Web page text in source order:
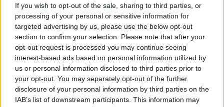
If you wish to opt-out of the sale, sharing to third parties, or
processing of your personal or sensitive information for
targeted advertising by us, please use the below opt-out
section to confirm your selection. Please note that after your
opt-out request is processed you may continue seeing
interest-based ads based on personal information utilized by
us or personal information disclosed to third parties prior to
your opt-out. You may separately opt-out of the further
disclosure of your personal information by third parties on the
IAB’s list of downstream participants. This information may
delle attività per via dell’emergenza Covid-19. Per questo la
decisione di un piano industriale ponte per superare un anno critico
e per poi procedere con un di più ampio respiro.
Dall'incontro con i sindacati è stato sottolineato a più riprese,
durante le riunione, come siano passatidue anni dall’arrivo
dell’imprenditore indiano e di investimenti se ne siano visti
ben pochi. E anche Rossi reclama il mantenimento degli impegni.
“L’anno scorso ad agosto – ha ricordato – abbiamo fatto le corse
come Regione per garantire i permessi che avrebbero dovuto
permettere un investimento dell’azienda da 30 milioni di euro per